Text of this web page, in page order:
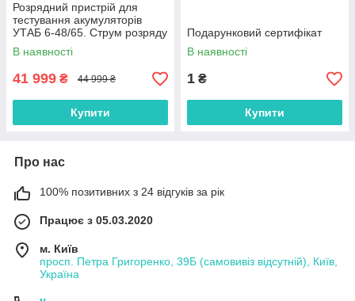
Розрядний пристрій для
тестування акумуляторів
УТАБ 6-48/65. Струм розряду
- до 65 Ампер.
В наявності
41 999 ₴ 44 999 ₴
Купити
Подарунковий сертифікат
В наявності
1 ₴
Купити
Про нас
100% позитивних з 24 відгуків за рік
Працює з 05.03.2020
м. Київ
просп. Петра Григоренко, 39Б (самовивіз відсутній), Київ,
Україна